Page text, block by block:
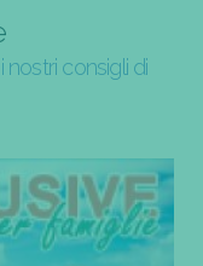
consigli di